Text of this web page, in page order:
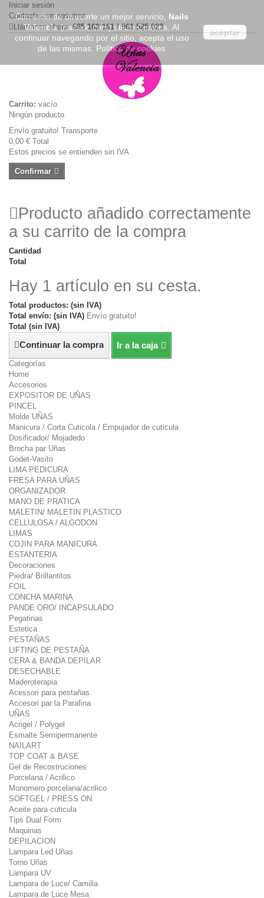
Iniciar sesión
Contacte con nosotros
Llámanos ahora:685 162 161 / 961 525 023
Carrito: vacío
Ningún producto
Envío gratuito! Transporte
0,00 € Total
Estos precios se entienden sin IVA
Confirmar
Producto añadido correctamente
a su carrito de la compra
Cantidad
Total
Hay 1 artículo en su cesta.
Total productos: (sin IVA)
Total envío: (sin IVA) Envío gratuito!
Total (sin IVA)
Continuar la compra Ir a la caja
Categorías
Home
Accesorios
EXPOSITOR DE UÑAS
PINCEL
Molde UÑAS
Manicura / Corta Cuticola / Empujador de cuticula
Dosificador/ Mojadedo
Brocha par Uñas
Godet-Vasito
LIMA PEDICURA
FRESA PARA UÑAS
ORGANIZADOR
MANO DE PRATICA
MALETIN/ MALETIN PLASTICO
CELLULOSA / ALGODON
LIMAS
COJIN PARA MANICURA
ESTANTERIA
Decoraciones
Piedra/ Brillantitos
FOIL
CONCHA MARINA
PANDE ORO/ INCAPSULADO
Pegatinas
Estetica
PESTAÑAS
LIFTING DE PESTAÑA
CERA & BANDA DEPILAR
DESECHABLE
Maderoterapia
Acessori para pestañas
Accesori par la Parafina
UÑAS
Acrigel / Polygel
Esmalte Semipermanente
NAILART
TOP COAT & BASE
Gel de Recostruciones
Porcelana / Acrilico
Monomero porcelana/acrilico
SOFTGEL / PRESS ON
Aceite para cuticula
Tips Dual Form
Maquinas
DEPILACION
Lampara Led Uñas
Torno Uñas
Lampara UV
Lampara de Luce/ Camilla
Lampara de Luce Mesa
Con el fin de ofrecerle un mejor servicio, Nails
Valencia(nailsvlc.com) utiliza Cookies. Al
continuar navegando por el sitio, acepta el uso
de las mismas. Política de cookies
aceptar